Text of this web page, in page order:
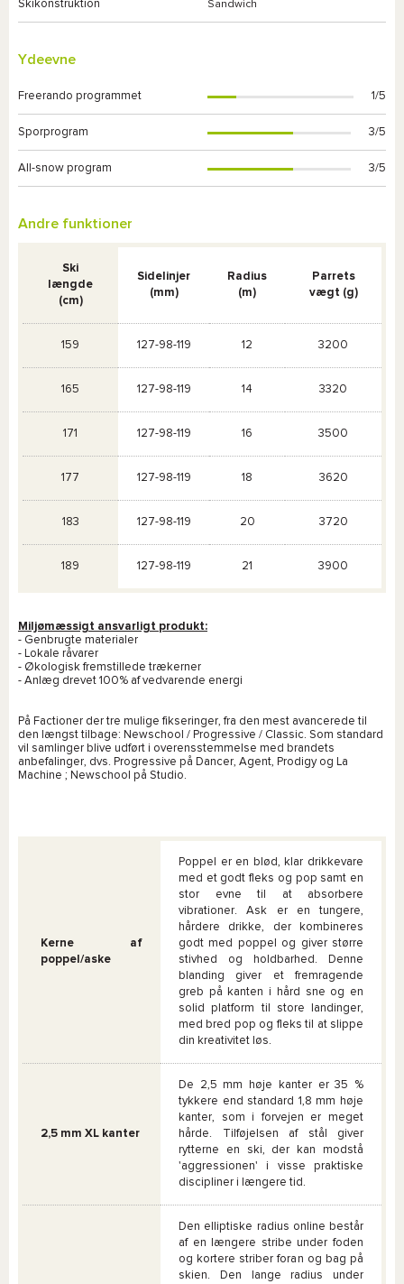
Skikonstruktion Sandwich
Ydeevne
Freerando programmet 1/5
Sporprogram 3/5
All-snow program 3/5
Andre funktioner
Ski
længde
(cm)
Sidelinjer
(mm)
Radius
(m)
Parrets
vægt (g)
159 127-98-119 12 3200
165 127-98-119 14 3320
171 127-98-119 16 3500
177 127-98-119 18 3620
183 127-98-119 20 3720
189 127-98-119 21 3900
Miljømæssigt ansvarligt produkt:
- Genbrugte materialer
- Lokale råvarer
- Økologisk fremstillede trækerner
- Anlæg drevet 100% af vedvarende energi
På Factioner der tre mulige fikseringer, fra den mest avancerede til
den længst tilbage: Newschool / Progressive / Classic. Som standard
vil samlinger blive udført i overensstemmelse med brandets
anbefalinger, dvs. Progressive på Dancer, Agent, Prodigy og La
Machine ; Newschool på Studio.
Kerne af
poppel/aske
Poppel er en blød, klar drikkevare
med et godt fleks og pop samt en
stor evne til at absorbere
vibrationer. Ask er en tungere,
hårdere drikke, der kombineres
godt med poppel og giver større
stivhed og holdbarhed. Denne
blanding giver et fremragende
greb på kanten i hård sne og en
solid platform til store landinger,
med bred pop og fleks til at slippe
din kreativitet løs.
2,5 mm XL kanter
De 2,5 mm høje kanter er 35 %
tykkere end standard 1,8 mm høje
kanter, som i forvejen er meget
hårde. Tilføjelsen af stål giver
rytterne en ski, der kan modstå
'aggressionen' i visse praktiske
discipliner i længere tid.
Den elliptiske radius online består
af en længere stribe under foden
og kortere striber foran og bag på
skien. Den lange radius under